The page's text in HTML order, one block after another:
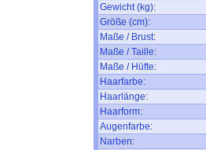
Gewicht (kg):
Größe (cm):
Maße / Brust:
Maße / Taille:
Maße / Hüfte:
Haarfarbe:
Haarlänge:
Haarform:
Augenfarbe:
Narben: